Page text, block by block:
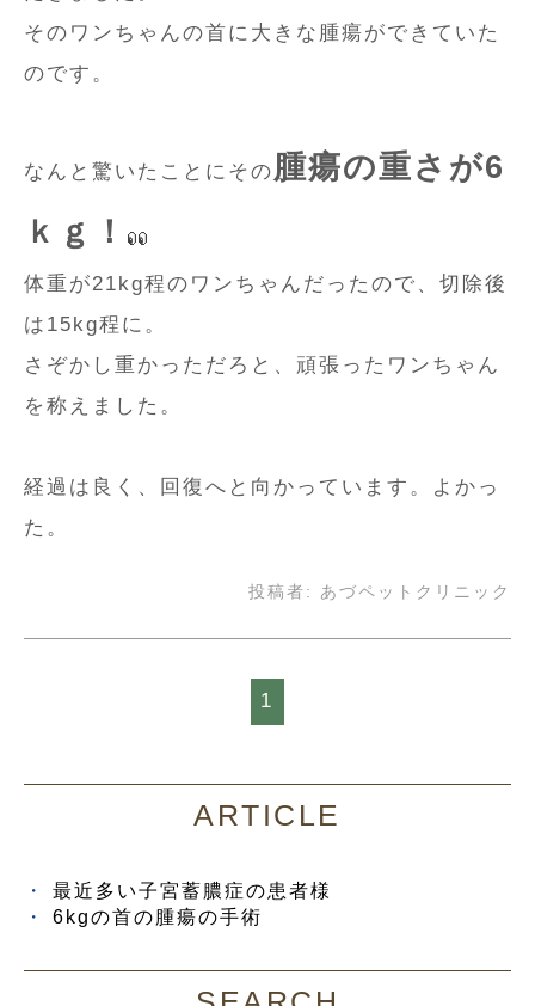
そのワンちゃんの首に大きな腫瘍ができていた
のです。
なんと驚いたことにその 腫瘍の重さが6
ｋｇ！
体重が21kg程のワンちゃんだったので、切除後
は15kg程に。
さぞかし重かっただろと、頑張ったワンちゃん
を称えました。
経過は良く、回復へと向かっています。よかっ
た。
投稿者: あづペットクリニック
1
ARTICLE
最近多い子宮蓄膿症の患者様
6kgの首の腫瘍の手術